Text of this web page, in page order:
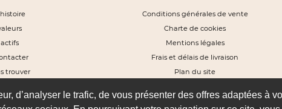
d’analyser le trafic, de vous présenter des offres adaptées à
actifs
trouver
Conditions générales de vente
Charte de cookies
Mentions légales
Frais et délais de livraison
Plan du site